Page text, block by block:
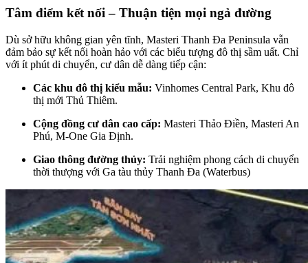
Tâm điểm kết nối – Thuận tiện mọi ngả đường
Dù sở hữu không gian yên tĩnh, Masteri Thanh Đa Peninsula vẫn
đảm bảo sự kết nối hoàn hảo với các biểu tượng đô thị sầm uất. Chỉ
với ít phút di chuyển, cư dân dễ dàng tiếp cận:
Các khu đô thị kiểu mẫu: Vinhomes Central Park, Khu đô
thị mới Thủ Thiêm.
Cộng đồng cư dân cao cấp: Masteri Thảo Điền, Masteri An
Phú, M-One Gia Định.
Giao thông đường thủy: Trải nghiệm phong cách di chuyển
thời thượng với Ga tàu thủy Thanh Đa (Waterbus)